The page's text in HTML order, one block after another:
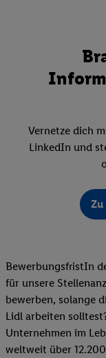
Vernetze dich
LinkedIn und
BewerbungsfristIn
für unsere
bewerben, solange
Lidl arbeiten
Unternehmen im
weltweit über